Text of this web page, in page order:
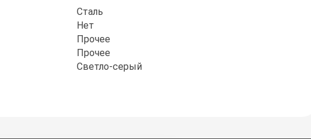
Сталь
Нет
Прочее
Прочее
Светло-серый